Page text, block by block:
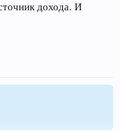
дохода. И